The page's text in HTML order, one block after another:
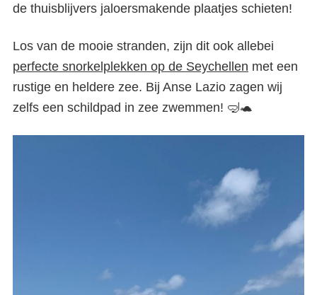
De mooiste stranden op de
Seychellen – onze favorieten
de thuisblijvers jaloersmakende plaatjes schieten!
Los van de mooie stranden, zijn dit ook allebei
perfecte snorkelplekken op de Seychellen met een
rustige en heldere zee. Bij Anse Lazio zagen wij
zelfs een schildpad in zee zwemmen! 🤿🐢